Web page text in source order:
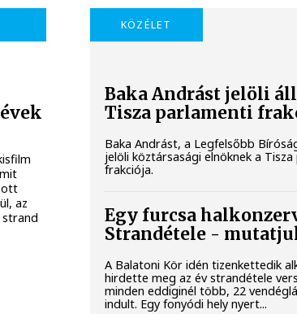
az
strand
KÖZÉLET
Baka Andrást jelöli
Tisza parlamenti
Baka Andrást, a Legfelsőbb
jelöli köztársasági elnöknek a
frakciója.
Egy furcsa
Strandétele -
A Balatoni Kör idén tizenkettedik
hirdette meg az év strandétele
minden eddiginél több, 22
indult. Egy fonyódi hely nyert...